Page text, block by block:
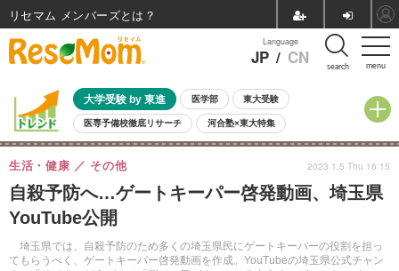
menu
Language
JP / CN search
大学受験 by 東進 医学部 東大受験
医専予備校徹底リサーチ 河合塾×東大特集
親子で考える大学選び 高校受験 中学受験 小学校受験
共通テスト 夏休み
8月開催イベント・WS 全国公立高校 過去問 人気記事
自由研究教材（小学生向け）
自殺予防へ…ゲートキーパー啓発動画、埼玉県
YouTube公開
埼玉県では、自殺予防のため多くの埼玉県民にゲートキーパーの役割を担っ
てもらうべく、ゲートキーパー啓発動画を作成。YouTubeの埼玉県公式チャン
生活・健康 その他 2023.1.5 Thu 16:15
リセマム メンバーズ